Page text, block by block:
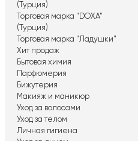
(Турция)
Торговая марка "DOXA"
(Турция)
Торговая марка "Ладушки"
Хит продаж
Бытовая химия
Парфюмерия
Бижутерия
Макияж и маникюр
Уход за волосами
Уход за телом
Личная гигиена